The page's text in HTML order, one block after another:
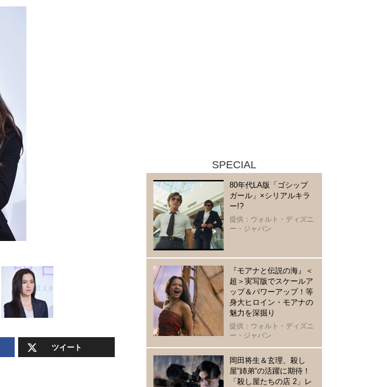
ツイート
SPECIAL
80年代LA版「ゴシップ
ガール」×シリアルキラ
ー!?
提供：ウォルト・ディズニ
ー・ジャパン
『モアナと伝説の海』＜
超＞実写版でスケールア
ップ＆パワーアップ！等
身大ヒロイン・モアナの
魅力を深掘り
提供：ウォルト・ディズニ
ー・ジャパン
岡田将生＆玄理、殺し
屋“姉弟“の活躍に期待！
「殺し屋たちの店 2」レ